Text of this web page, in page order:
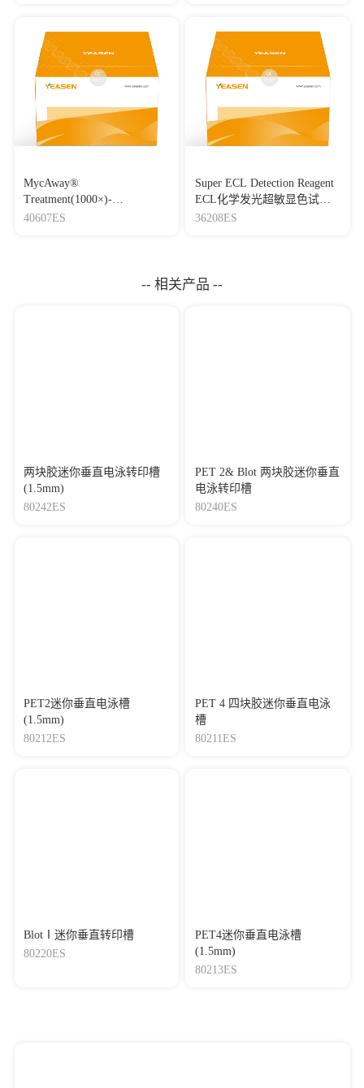
MycAway®
Treatment(1000×)-
Mycoplasma Elimination
40607ES
Super ECL Detection Reagent
ECL化学发光超敏显色试剂
盒
36208ES
-- 相关产品 --
两块胶迷你垂直电泳转印槽
(1.5mm)
80242ES
PET 2& Blot 两块胶迷你垂直
电泳转印槽
80240ES
PET2迷你垂直电泳槽
(1.5mm)
80212ES
PET 4 四块胶迷你垂直电泳
槽
80211ES
BlotⅠ迷你垂直转印槽
80220ES
PET4迷你垂直电泳槽
(1.5mm)
80213ES